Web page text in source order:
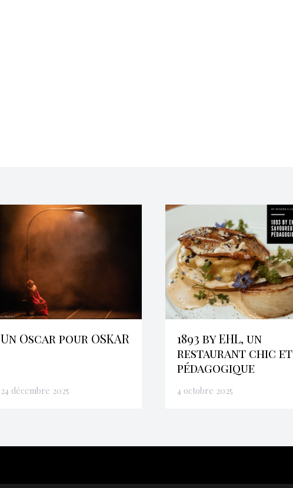
Un Oscar pour OSKAR
24 décembre 2025
1893 by EHL, un
restaurant chic et
pédagogique
4 octobre 2025